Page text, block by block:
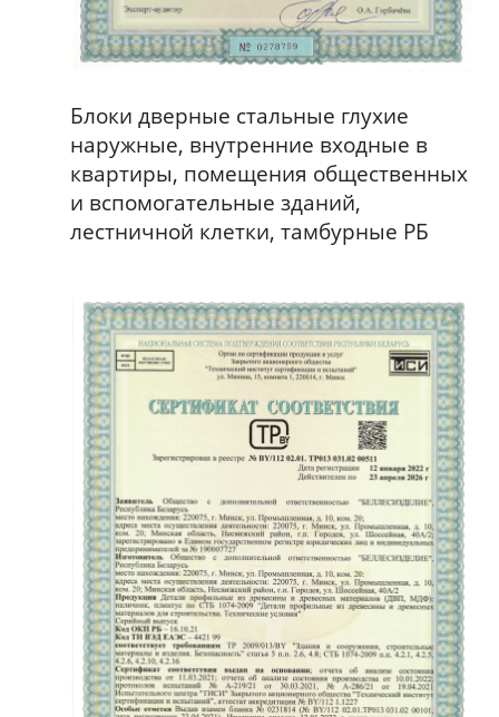
Блоки дверные стальные глухие
наружные, внутренние входные в
квартиры, помещения общественных
и вспомогательные зданий,
лестничной клетки, тамбурные РБ